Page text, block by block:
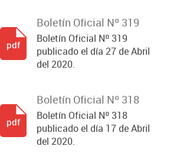
Boletín Oficial Nº 319
Boletín Oficial Nº 319
publicado el día 27 de Abril
del 2020.
pdf
Boletín Oficial Nº 318
Boletín Oficial Nº 318
publicado el día 17 de Abril
del 2020.
pdf